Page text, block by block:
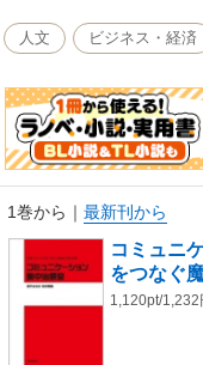
し、最新の治療法で完治さ
【主な内容】第１診療室
オレ症候群／第３診療室
な思い込みシンドローム／
人文 ビジネス・経済
1巻から ｜ 最新刊から
コミュニ
をつなぐ
1,120pt/1,232